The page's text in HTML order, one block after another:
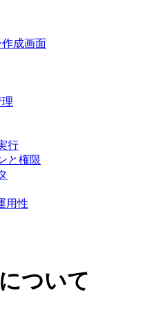
成画面
行
と権限
用性
ついて